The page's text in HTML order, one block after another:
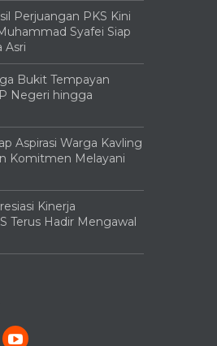
Perjuangan PKS Kini
Syafei Siap
Asri
Bukit Tempayan
Negeri hingga
Aspirasi Warga Kavling
Komitmen Melayani
Kinerja
Terus Hadir Mengawal